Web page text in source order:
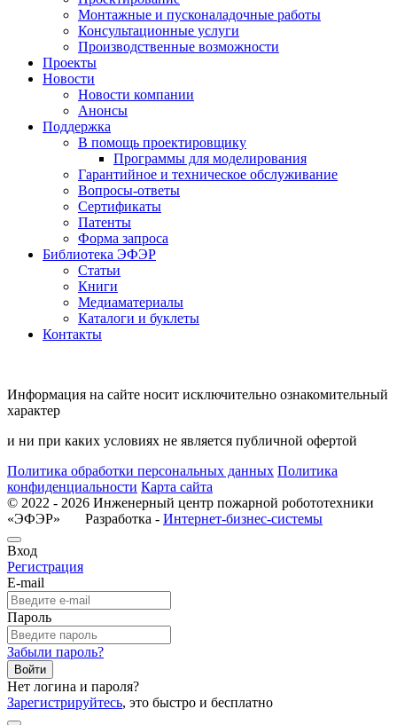
Монтажные и пусконаладочные работы
Консультационные услуги
Производственные возможности
Проекты
Новости
Новости компании
Анонсы
Поддержка
В помощь проектировщику
Программы для моделирования
Гарантийное и техническое обслуживание
Вопросы-ответы
Сертификаты
Патенты
Форма запроса
Библиотека ЭФЭР
Статьи
Книги
Медиаматериалы
Каталоги и буклеты
Контакты
Информация на сайте носит исключительно ознакомительный
характер
и ни при каких условиях не является публичной офертой
Политика обработки персональных данных Политика
конфиденциальности Карта сайта
© 2022 - 2026 Инженерный центр пожарной робототехники
«ЭФЭР» Разработка - Интернет-бизнес-системы
Вход
Регистрация
E-mail
Пароль
Забыли пароль?
Войти
Нет логина и пароля?
Зарегистрируйтесь, это быстро и бесплатно